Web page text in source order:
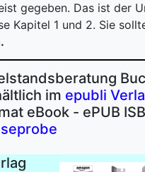
gegeben. Das ist der
Kapitel 1 und 2. Sie
im epubli
eBook - ePUB